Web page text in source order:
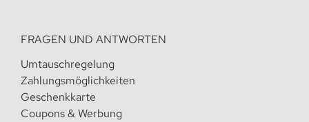
FRAGEN UND ANTWORTEN
Umtauschregelung
Zahlungsmöglichkeiten
Geschenkkarte
Coupons & Werbung